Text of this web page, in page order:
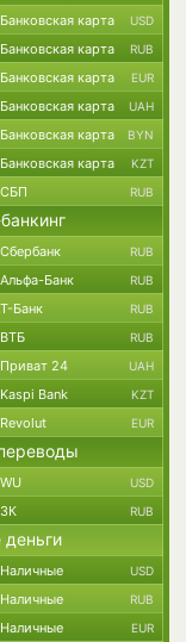
Банковская карта USD
Банковская карта RUB
Банковская карта EUR
Банковская карта UAH
Банковская карта BYN
Банковская карта KZT
СБП RUB
Сбербанк RUB
Альфа-Банк RUB
Т-Банк RUB
ВТБ RUB
Приват 24 UAH
Kaspi Bank KZT
Revolut EUR
WU USD
ЗК RUB
Наличные USD
Наличные RUB
Наличные EUR